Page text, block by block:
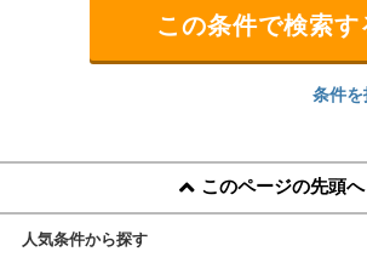
条件
このページの先頭へ
人気条件から探す